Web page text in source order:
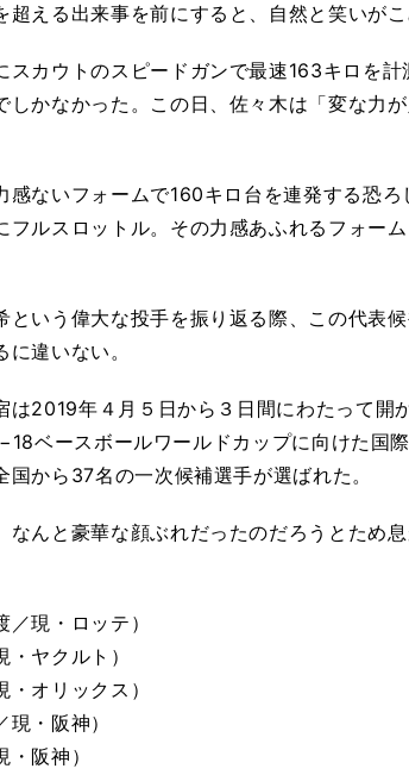
超える出来事を前にすると、自然と笑いがこ
カウトのスピードガンで最速163キロを計
しかなかった。この日、佐々木は「変な力
ないフォームで160キロ台を連発する恐ろ
フルスロットル。その力感あふれるフォー
いう偉大な投手を振り返る際、この代表
違いない。
2019年４月５日から３日間にわたって開
ベースボールワールドカップに向けた国
国から37名の一次候補選手が選ばれた。
んと豪華な顔ぶれだったのだろうとため
現・ロッテ）
ヤクルト）
オリックス）
・阪神）
阪神）